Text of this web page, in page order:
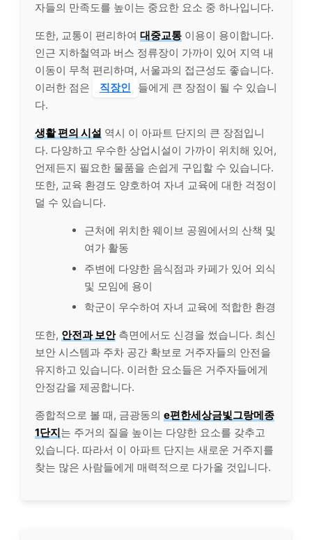
자들의 만족도를 높이는 중요한 요소 중 하나입니다.
또한, 교통이 편리하여 대중교통 이용이 용이합니다.
인근 지하철역과 버스 정류장이 가까이 있어 지역 내
이동이 무척 편리하며, 서울과의 접근성도 좋습니다.
이러한 점은
직장인
들에게 큰 장점이 될 수 있습니
다.
생활 편의 시설 역시 이 아파트 단지의 큰 장점입니
다. 다양하고 우수한 상업시설이 가까이 위치해 있어,
언제든지 필요한 물품을 손쉽게 구입할 수 있습니다.
또한, 교육 환경도 양호하여 자녀 교육에 대한 걱정이
덜 수 있습니다.
근처에 위치한 웨이브 공원에서의 산책 및
여가 활동
주변에 다양한 음식점과 카페가 있어 외식
및 모임에 용이
학군이 우수하여 자녀 교육에 적합한 환경
또한, 안전과 보안측면에서도 신경을 썼습니다. 최신
보안 시스템과 주차 공간 확보로 거주자들의 안전을
유지하고 있습니다. 이러한 요소들은 거주자들에게
안정감을 제공합니다.
종합적으로 볼 때, 금광동의 e편한세상금빛그랑메종
1단지는 주거의 질을 높이는 다양한 요소를 갖추고
있습니다. 따라서 이 아파트 단지는 새로운 거주지를
찾는 많은 사람들에게 매력적으로 다가올 것입니다.